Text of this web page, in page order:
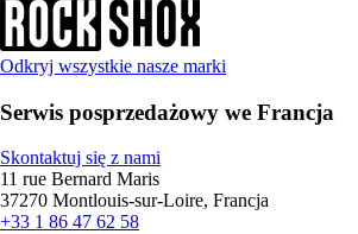
Odkryj wszystkie nasze marki
Serwis posprzedażowy we Francja
Skontaktuj się z nami
11 rue Bernard Maris
37270 Montlouis-sur-Loire, Francja
+33 1 86 47 62 58